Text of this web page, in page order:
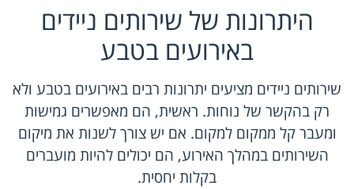
היתרונות של שירותים ניידים
באירועים בטבע
שירותים ניידים מציעים יתרונות רבים באירועים בטבע ולא
רק בהקשר של נוחות. ראשית, הם מאפשרים גמישות
ומעבר קל ממקום למקום. אם יש צורך לשנות את מיקום
השירותים במהלך האירוע, הם יכולים להיות מועברים
בקלות יחסית.